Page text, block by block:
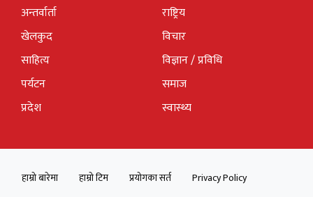
अन्तर्वार्ता
खेलकुद
साहित्य
पर्यटन
प्रदेश
राष्ट्रिय
विचार
विज्ञान / प्रविधि
समाज
स्वास्थ्य
हाम्रो बारेमा हाम्रो टिम प्रयोगका सर्त
Privacy Policy